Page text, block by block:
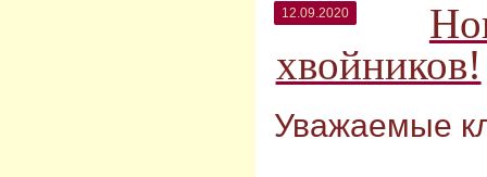
12.09.2020
хвойников!
Уважаемые